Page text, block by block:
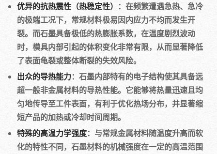
优异的抗热震性（热稳定性） ：在频繁遭遇急热、急冷
的极端工况下，常规材料极易因内应力不均而发生开
裂。而石墨具备极低的热膨胀系数，在温度剧烈波动
时，模具内部引起的体积变化非常有限，从而显著降低
了表面龟裂或整体断裂的失效风险。
出众的导热能力：石墨内部特有的电子结构使其具备远
超一般非金属材料的导热性能。它能够将热量迅速且均
匀地传导至工件表面，有利于优化热场分布，并显著缩
短产品的加热或冷却时间周期。
特殊的高温力学强度：与常规金属材料随温度升高而软
化的特性不同，石墨材料的机械强度在一定的高温范围